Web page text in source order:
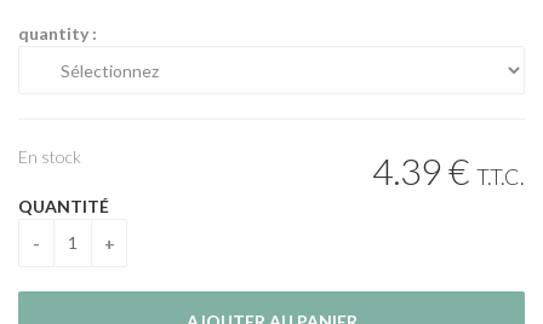
quantity :
4.39€ T.T.C.
En stock
QUANTITÉ